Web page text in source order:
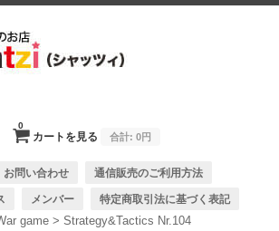
カートを見る
0
合計: 0円
お問い合わせ 通信販売のご利用方法
メンバー 特定商取引法に基づく表記
game >Strategy&Tactics Nr.104